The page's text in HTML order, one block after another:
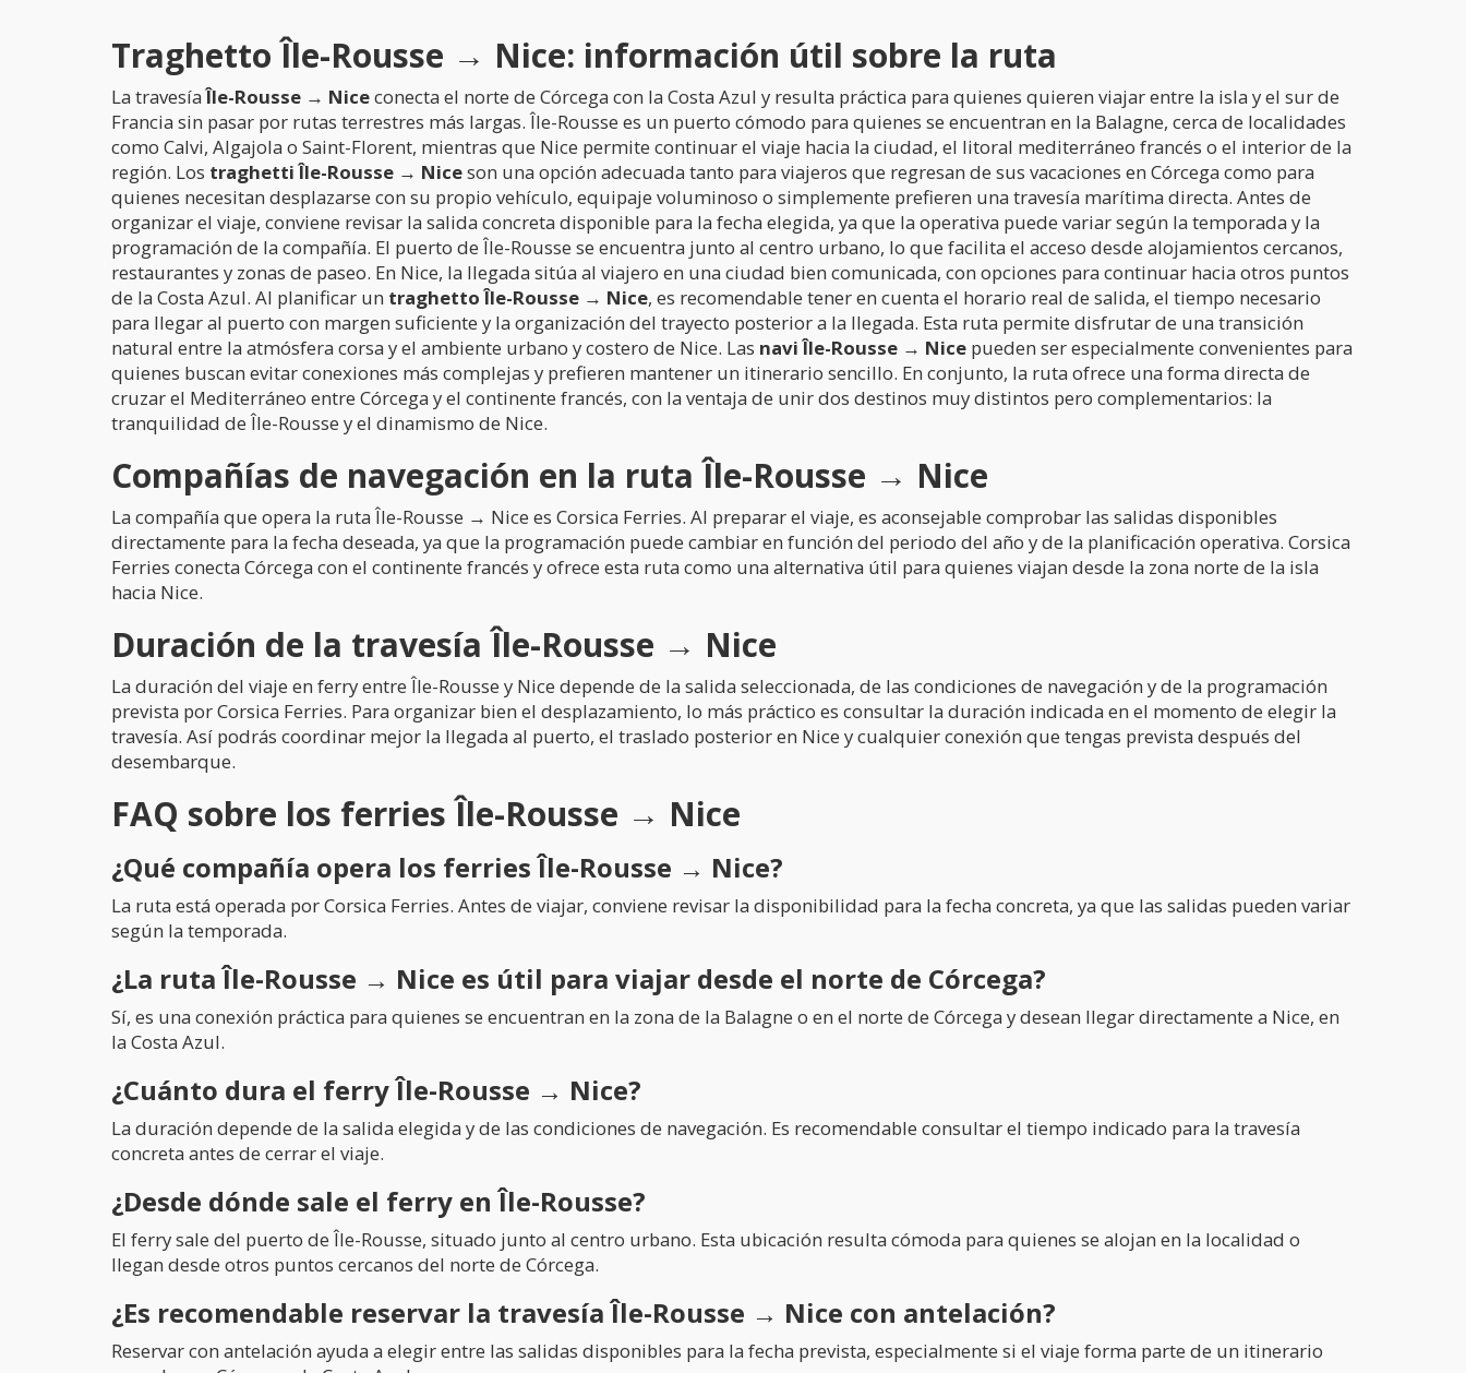
Traghetto Île-Rousse → Nice: información útil sobre la ruta
La travesíaÎle-Rousse → Niceconecta el norte de Córcega con la Costa Azul y resulta práctica para quienes quieren viajar entre la isla y el sur de
Francia sin pasar por rutas terrestres más largas. Île-Rousse es un puerto cómodo para quienes se encuentran en la Balagne, cerca de localidades
como Calvi, Algajola o Saint-Florent, mientras que Nice permite continuar el viaje hacia la ciudad, el litoral mediterráneo francés o el interior de la
región. Los traghetti Île-Rousse → Niceson una opción adecuada tanto para viajeros que regresan de sus vacaciones en Córcega como para
quienes necesitan desplazarse con su propio vehículo, equipaje voluminoso o simplemente prefieren una travesía marítima directa. Antes de
organizar el viaje, conviene revisar la salida concreta disponible para la fecha elegida, ya que la operativa puede variar según la temporada y la
programación de la compañía. El puerto de Île-Rousse se encuentra junto al centro urbano, lo que facilita el acceso desde alojamientos cercanos,
restaurantes y zonas de paseo. En Nice, la llegada sitúa al viajero en una ciudad bien comunicada, con opciones para continuar hacia otros puntos
de la Costa Azul. Al planificar un traghetto Île-Rousse → Nice, es recomendable tener en cuenta el horario real de salida, el tiempo necesario
para llegar al puerto con margen suficiente y la organización del trayecto posterior a la llegada. Esta ruta permite disfrutar de una transición
natural entre la atmósfera corsa y el ambiente urbano y costero de Nice. Las navi Île-Rousse → Nice pueden ser especialmente convenientes para
quienes buscan evitar conexiones más complejas y prefieren mantener un itinerario sencillo. En conjunto, la ruta ofrece una forma directa de
cruzar el Mediterráneo entre Córcega y el continente francés, con la ventaja de unir dos destinos muy distintos pero complementarios: la
tranquilidad de Île-Rousse y el dinamismo de Nice.
Compañías de navegación en la ruta Île-Rousse → Nice
La compañía que opera la ruta Île-Rousse → Nice es Corsica Ferries. Al preparar el viaje, es aconsejable comprobar las salidas disponibles
directamente para la fecha deseada, ya que la programación puede cambiar en función del periodo del año y de la planificación operativa. Corsica
Ferries conecta Córcega con el continente francés y ofrece esta ruta como una alternativa útil para quienes viajan desde la zona norte de la isla
hacia Nice.
Duración de la travesía Île-Rousse → Nice
La duración del viaje en ferry entre Île-Rousse y Nice depende de la salida seleccionada, de las condiciones de navegación y de la programación
prevista por Corsica Ferries. Para organizar bien el desplazamiento, lo más práctico es consultar la duración indicada en el momento de elegir la
travesía. Así podrás coordinar mejor la llegada al puerto, el traslado posterior en Nice y cualquier conexión que tengas prevista después del
desembarque.
FAQ sobre los ferries Île-Rousse → Nice
¿Qué compañía opera los ferries Île-Rousse → Nice?
La ruta está operada por Corsica Ferries. Antes de viajar, conviene revisar la disponibilidad para la fecha concreta, ya que las salidas pueden variar
según la temporada.
¿La ruta Île-Rousse → Nice es útil para viajar desde el norte de Córcega?
Sí, es una conexión práctica para quienes se encuentran en la zona de la Balagne o en el norte de Córcega y desean llegar directamente a Nice, en
la Costa Azul.
¿Cuánto dura el ferry Île-Rousse → Nice?
La duración depende de la salida elegida y de las condiciones de navegación. Es recomendable consultar el tiempo indicado para la travesía
concreta antes de cerrar el viaje.
¿Desde dónde sale el ferry en Île-Rousse?
El ferry sale del puerto de Île-Rousse, situado junto al centro urbano. Esta ubicación resulta cómoda para quienes se alojan en la localidad o
llegan desde otros puntos cercanos del norte de Córcega.
¿Es recomendable reservar la travesía Île-Rousse → Nice con antelación?
Reservar con antelación ayuda a elegir entre las salidas disponibles para la fecha prevista, especialmente si el viaje forma parte de un itinerario